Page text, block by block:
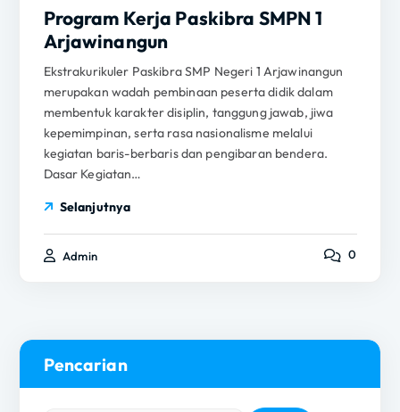
Program Kerja Paskibra SMPN 1
Arjawinangun
Ekstrakurikuler Paskibra SMP Negeri 1 Arjawinangun
merupakan wadah pembinaan peserta didik dalam
membentuk karakter disiplin, tanggung jawab, jiwa
kepemimpinan, serta rasa nasionalisme melalui
kegiatan baris-berbaris dan pengibaran bendera.
Dasar Kegiatan…
Selanjutnya
Admin 0
Pencarian